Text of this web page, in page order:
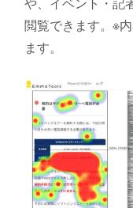
閲覧できます。※
ます。